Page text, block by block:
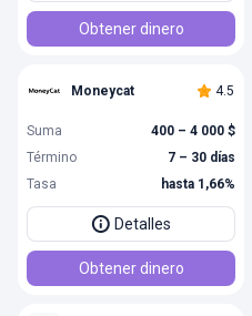
Obtener dinero
Moneycat 4.5
Suma
400 – 4 000 $
Término
7 – 30 días
Tasa
hasta 1,66%
Detalles
Obtener dinero